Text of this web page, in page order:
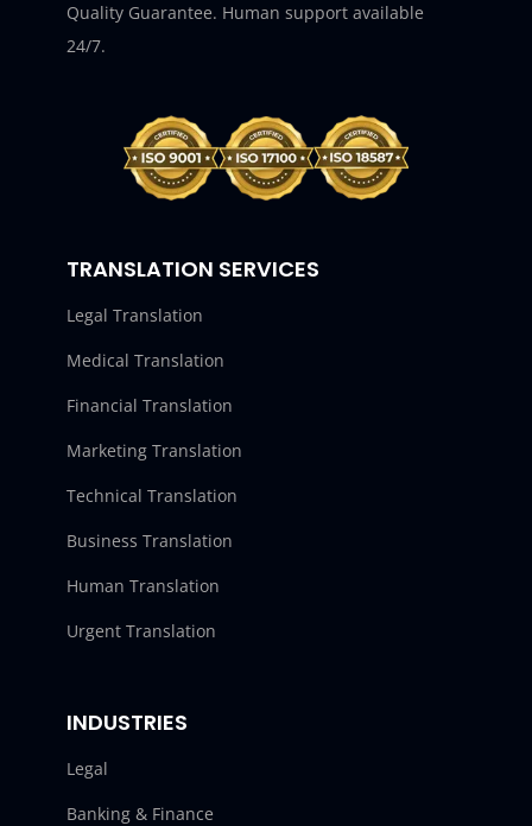
Quality Guarantee. Human support available
24/7.
TRANSLATION SERVICES
Legal Translation
Medical Translation
Financial Translation
Marketing Translation
Technical Translation
Business Translation
Human Translation
Urgent Translation
INDUSTRIES
Legal
Banking & Finance